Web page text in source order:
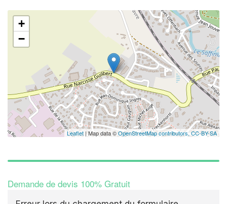
+
−
Leaflet | Map data ©OpenStreetMap contributors,CC-BY-SA
Demande de devis 100% Gratuit